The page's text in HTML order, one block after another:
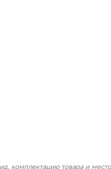
комплектацию товара и место